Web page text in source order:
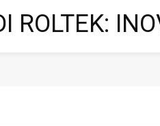
ROLTEK: